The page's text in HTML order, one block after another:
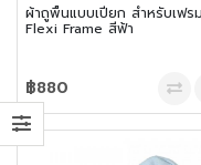
ผ้าถูพื้นแบบเปียก สำหรับเฟรม
Flexi Frame สีฟ้า
฿880